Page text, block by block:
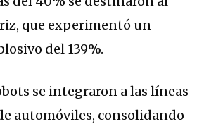
que experimentó un
del 139%.
se integraron a las líneas
automóviles, consolidando